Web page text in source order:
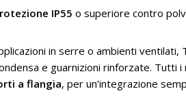
IP55 o superiore contro
in serre o ambienti ventilati,
e guarnizioni rinforzate. Tutti i
a flangia, per un’integrazione